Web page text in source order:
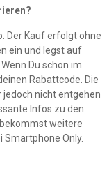
Der Kauf erfolgt ohne
ein und legst auf
Du schon im
Rabattcode. Die
nicht entgehen
Infos zu den
weitere
Only.